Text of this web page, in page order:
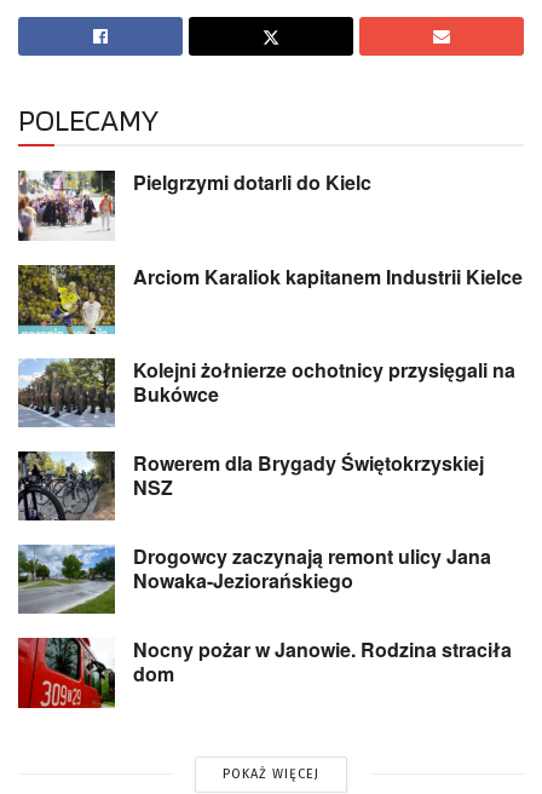
POLECAMY
Pielgrzymi dotarli do Kielc
Arciom Karaliok kapitanem Industrii Kielce
Kolejni żołnierze ochotnicy przysięgali na
Bukówce
Rowerem dla Brygady Świętokrzyskiej
NSZ
Drogowcy zaczynają remont ulicy Jana
Nowaka-Jeziorańskiego
Nocny pożar w Janowie. Rodzina straciła
dom
POKAŻ WIĘCEJ